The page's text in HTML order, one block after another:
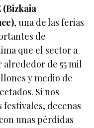
(Bizkaia
, una de las ferias
de
que el sector a
de 55 mil
y medio de
Si nos
decenas
unas pérdidas